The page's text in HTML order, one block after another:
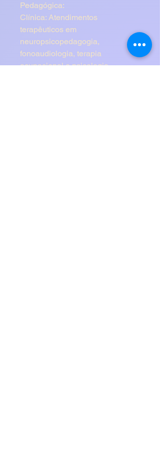
Pedagógica:
Clínica: Atendimentos
terapêuticos em
neuropsicopedagogia,
fonoaudiologia, terapia
ocupacional e psicologia.